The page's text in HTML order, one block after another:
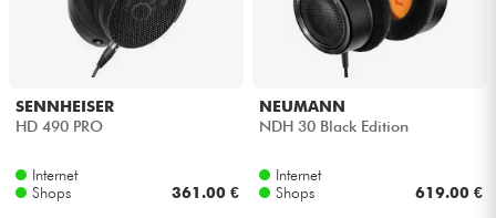
SENNHEISER
HD 490 PRO
Internet
Shops
361.00 €
NEUMANN
NDH 30 Black Edition
Internet
Shops
619.00 €